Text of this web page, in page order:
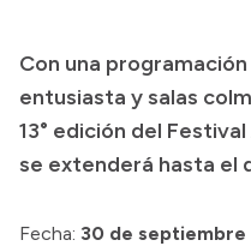
Con una
entusiasta y salas
13° edición del
se extenderá hasta el
Fecha: 30 de septiembre